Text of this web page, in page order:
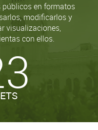
en formatos
modificarlos y
visualizaciones,
con ellos.